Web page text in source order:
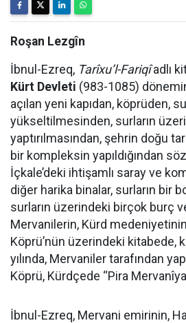
Roşan Lezgîn
İbnul-Ezreq, Tarîxu’l-Fariqîadlı
Kürt Devleti (983-1085)
açılan yeni kapıdan, köprüden,
yükseltilmesinden, surların
yaptırılmasından, şehrin doğu
bir kompleksin yapıldığından
İçkale’deki ihtişamlı saray ve
diğer harika binalar, surların bir
surların üzerindeki birçok burç
Mervanilerin, Kürd
Köprü’nün üzerindeki kitabede,
yılında, Mervaniler tarafından
Köprü, Kürdçede “Pira
İbnul-Ezreq, Mervani emirinin,